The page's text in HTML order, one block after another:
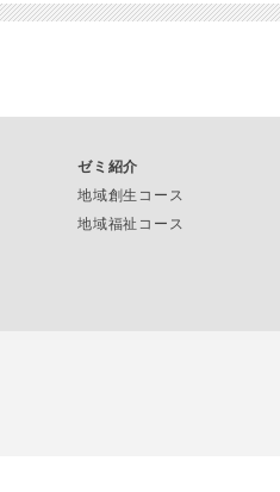
ゼミ紹介
地域創生コース
地域福祉コース